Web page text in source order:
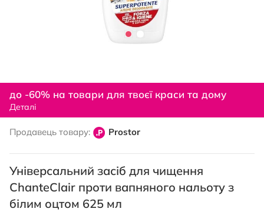
початку
галереї
до -60% на товари для твоєї краси та дому
Деталі
Продавець товару: Prostor
Універсальний засіб для чищення
ChanteClair проти вапняного нальоту з
білим оцтом 625 мл